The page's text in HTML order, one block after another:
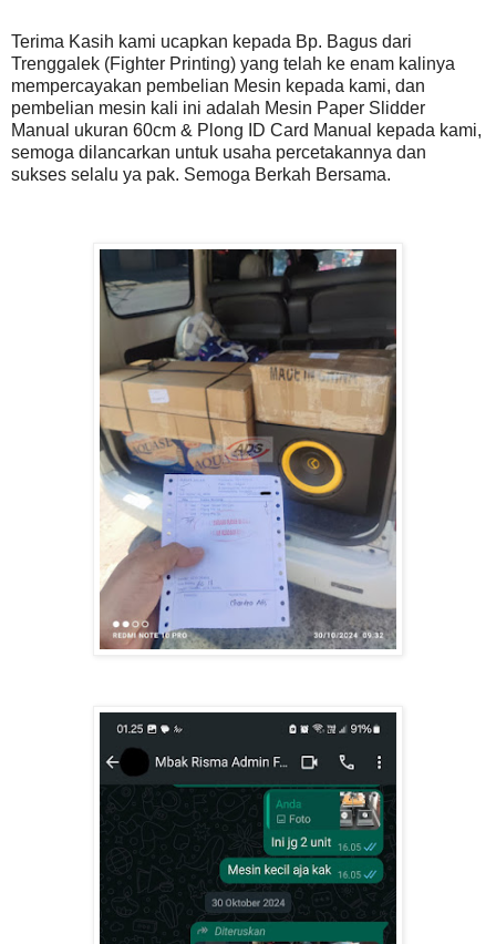
Terima Kasih kami ucapkan kepada Bp. Bagus dari
Trenggalek (Fighter Printing) yang telah ke enam kalinya
mempercayakan pembelian Mesin kepada kami, dan
pembelian mesin kali ini adalah Mesin Paper Slidder
Manual ukuran 60cm & Plong ID Card Manual kepada kami,
semoga dilancarkan untuk usaha percetakannya dan
sukses selalu ya pak. Semoga Berkah Bersama.